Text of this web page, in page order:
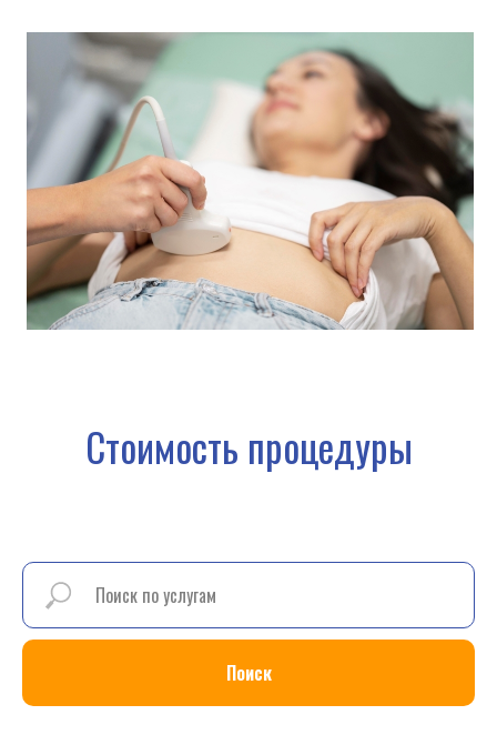
Стоимость процедуры
Поиск